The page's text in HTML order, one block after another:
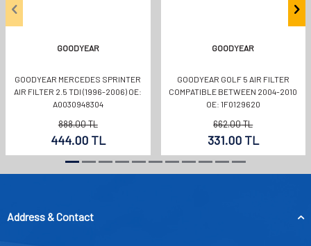
GOODYEAR
GOODYEAR MERCEDES SPRINTER
AIR FILTER 2.5 TDI (1996-2006) OE:
A0030948304
888.00TL
444.00TL
GOODYEAR
GOODYEAR GOLF 5 AIR FILTER
COMPATIBLE BETWEEN 2004-2010
OE: 1F0129620
662.00TL
331.00TL
Address & Contact